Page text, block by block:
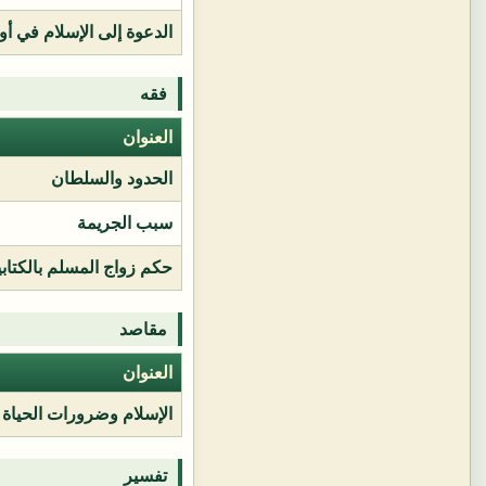
الدعوة إلى الإسلام في
فقه
العنوان
الحدود والسلطان
سبب الجريمة
حكم زواج المسلم
مقاصد
العنوان
الإسلام وضرورات الحياة
تفسير